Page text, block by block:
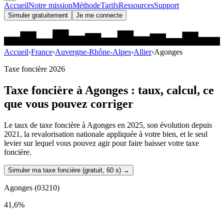
AccueilNotre missionMéthodeTarifsRessourcesSupport
Simuler gratuitement Je me connecte
Accueil›France›Auvergne-Rhône-Alpes›Allier›Agonges
Taxe foncière 2026
Taxe foncière àAgonges : taux, calcul, ce
que vous pouvez corriger
Le taux de taxe foncière à Agonges en 2025, son évolution depuis
2021, la revalorisation nationale appliquée à votre bien, et le seul
levier sur lequel vous pouvez agir pour faire baisser votre taxe
foncière.
Simuler ma taxe foncière (gratuit, 60 s) →
Agonges (03210)
41,6%